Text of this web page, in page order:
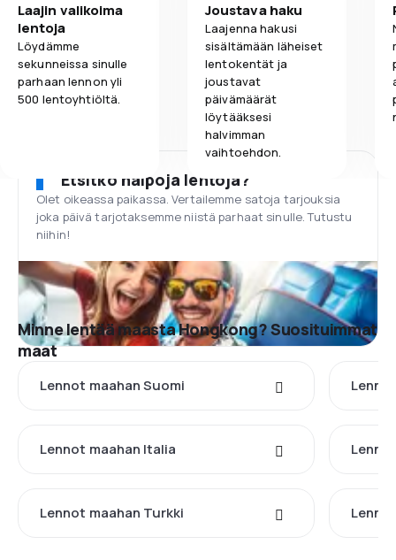
Laajin valikoima
lentoja
Löydämme
sekunneissa sinulle
parhaan lennon yli
500 lentoyhtiöltä.
Joustava haku
Laajenna hakusi
sisältämään läheiset
lentokentät ja
joustavat
päivämäärät
löytääksesi
halvimman
vaihtoehdon.
Etsitkö halpoja lentoja?
Olet oikeassa paikassa. Vertailemme satoja tarjouksia
joka päivä tarjotaksemme niistä parhaat sinulle. Tutustu
niihin!
Minne lentää maasta Hongkong? Suosituimmat
maat
Lennot maahan Suomi
Lennot maahan Italia
Lennot maahan Turkki